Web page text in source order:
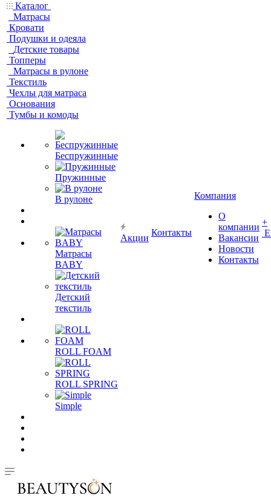
Каталог
Матрасы
Кровати
Подушки и одеяла
Детские товары
Топперы
Матрасы в рулоне
Текстиль
Чехлы для матраса
Основания
Тумбы и комоды
Беспружинные
Пружинные
В рулоне
Матрасы
BABY
Детский
текстиль
ROLL FOAM
ROLL SPRING
Simple
Акции
Контакты
Компания
О
компании
Вакансии
Новости
Контакты
+